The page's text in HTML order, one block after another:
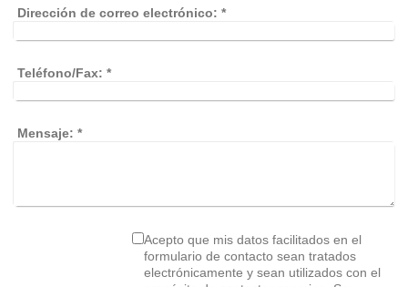
Dirección de correo electrónico: *
Teléfono/Fax: *
Mensaje: *
Acepto que mis datos facilitados en el
formulario de contacto sean tratados
electrónicamente y sean utilizados con el